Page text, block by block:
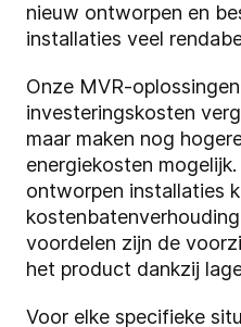
nieuw ontworpen en
installaties veel
Onze MVR-
investeringskosten
maar maken nog
energiekosten
ontworpen installaties
voordelen zijn de
het product dankzij
Voor elke specifieke